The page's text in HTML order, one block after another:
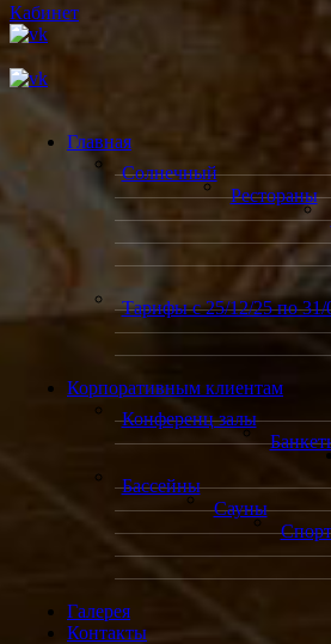
Кабинет
Главная
Солнечный
Рестораны
Тарифы с 25/12/25 по 31/
Корпоративным клиентам
Конференц залы
Бассейны
Сауны
Галерея
Контакты